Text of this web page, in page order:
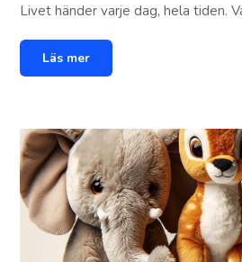
Livet händer varje dag, hela tiden.
Läs mer